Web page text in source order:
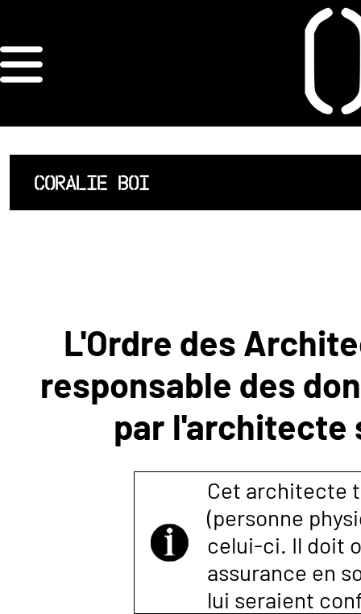
ORDRE DES
ARCHITECTES
ACCUEIL
LISTE DES
ANNEXE 4 CODT
CONTACTER
CORALIE BOI
L'Ordre des
responsable des
par l'architecte
Cet architecte
(personne
celui-ci. Il doit
assurance en
lui seraient